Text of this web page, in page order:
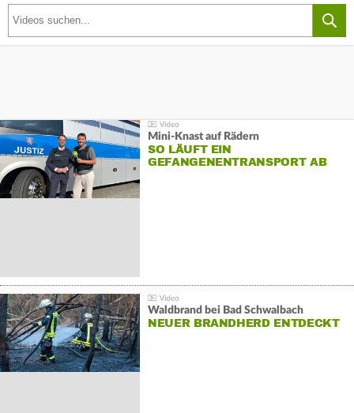
Mini-Knast auf Rädern
SO LÄUFT EIN
GEFANGENENTRANSPORT AB
Waldbrand bei Bad Schwalbach
NEUER BRANDHERD ENTDECKT